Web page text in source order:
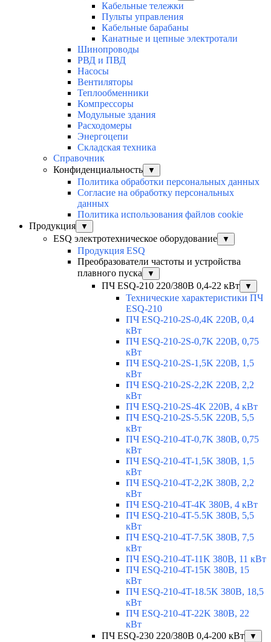
Кабельные тележки
Пульты управления
Кабельные барабаны
Канатные и цепные электротали
Шинопроводы
РВД и ПВД
Насосы
Вентиляторы
Теплообменники
Компрессоры
Модульные здания
Расходомеры
Энергоцепи
Складская техника
Справочник
Конфиденциальность
▼
Политика обработки персональных данных
Согласие на обработку персональных
данных
Политика использования файлов cookie
Продукция
▼
ESQ электротехническое оборудование ▼
Продукция ESQ
Преобразователи частоты и устройства
плавного пуска
▼
ПЧ ESQ-210 220/380В 0,4-22 кВт ▼
Технические характеристики ПЧ
ESQ-210
ПЧ ESQ-210-2S-0,4K 220В, 0,4
кВт
ПЧ ESQ-210-2S-0,7K 220В, 0,75
кВт
ПЧ ESQ-210-2S-1,5K 220В, 1,5
кВт
ПЧ ESQ-210-2S-2,2K 220В, 2,2
кВт
ПЧ ESQ-210-2S-4K 220В, 4 кВт
ПЧ ESQ-210-2S-5.5K 220В, 5,5
кВт
ПЧ ESQ-210-4T-0,7K 380В, 0,75
кВт
ПЧ ESQ-210-4T-1,5K 380В, 1,5
кВт
ПЧ ESQ-210-4T-2,2K 380В, 2,2
кВт
ПЧ ESQ-210-4T-4K 380В, 4 кВт
ПЧ ESQ-210-4T-5.5K 380В, 5,5
кВт
ПЧ ESQ-210-4T-7.5K 380В, 7,5
кВт
ПЧ ESQ-210-4T-11K 380В, 11 кВт
ПЧ ESQ-210-4T-15K 380В, 15
кВт
ПЧ ESQ-210-4T-18.5K 380В, 18,5
кВт
ПЧ ESQ-210-4T-22K 380В, 22
кВт
ПЧ ESQ-230 220/380В 0,4-200 кВт
▼